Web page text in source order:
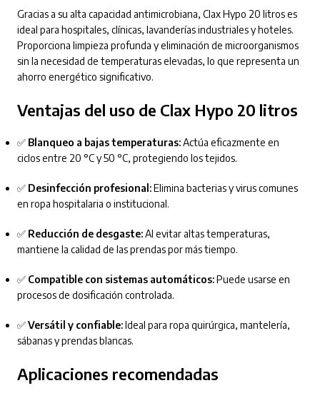
Gracias a su alta capacidad antimicrobiana, Clax Hypo 20 litros es
ideal para hospitales, clínicas, lavanderías industriales y hoteles.
Proporciona limpieza profunda y eliminación de microorganismos
sin la necesidad de temperaturas elevadas, lo que representa un
ahorro energético significativo.
Ventajas del uso de Clax Hypo 20 litros
✅ Blanqueo a bajas temperaturas:Actúa eficazmente en
ciclos entre 20 °C y 50 °C, protegiendo los tejidos.
✅ Desinfección profesional:Elimina bacterias y virus comunes
en ropa hospitalaria o institucional.
✅ Reducción de desgaste:Al evitar altas temperaturas,
mantiene la calidad de las prendas por más tiempo.
✅ Compatible con sistemas automáticos:Puede usarse en
procesos de dosificación controlada.
✅Versátil y confiable:Ideal para ropa quirúrgica, mantelería,
sábanas y prendas blancas.
Aplicaciones recomendadas